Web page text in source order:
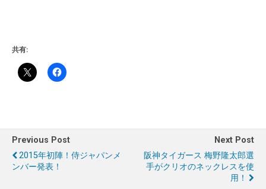
共有:
Previous Post
2015年初陣！侍ジャパンメ
ンバー発表！
Next Post
阪神タイガース 梅野隆太郎選
手がクリオのネックレスを使
用！